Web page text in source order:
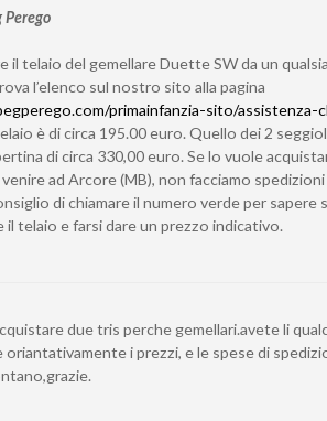
Perego
il telaio del gemellare Duette SW da un
l’elenco sul nostro sito alla pagina
primainfanzia-sito/assistenza-
è di circa 195.00 euro. Quello dei 2
di circa 330,00 euro. Se lo vuole
ad Arcore (MB), non facciamo
di chiamare il numero verde per sapere
il telaio e farsi dare un prezzo indicativo.
due tris perche gemellari.avete li
oriantativamente i prezzi, e le spese di